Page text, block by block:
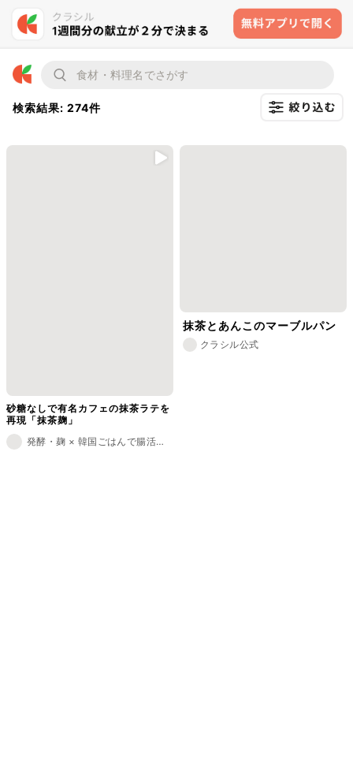
検索結果: 274件
砂糖なしで有名カフェの抹茶ラテを
再現「抹茶麹」
発酵・麹 × 韓国ごはんで腸活レシピ
抹茶とあんこのマーブルパン
クラシル公式